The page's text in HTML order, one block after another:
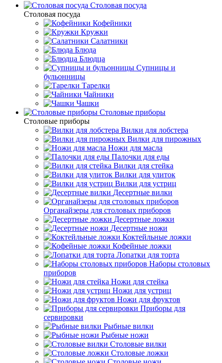
Столовая посуда
Столовая посуда
Кофейники
Кружки
Салатники
Блюда
Блюдца
Супницы и
бульонницы
Тарелки
Чайники
Чашки
Cтоловые приборы
Cтоловые приборы
Вилки для лобстера
Вилки для пирожных
Ножи для масла
Палочки для еды
Вилки для стейка
Вилки для улиток
Вилки для устриц
Десертные вилки
Органайзеры для столовых приборов
Десертные ложки
Десертные ножи
Коктейльные ложки
Кофейные ложки
Лопатки для торта
Наборы столовых
приборов
Ножи для стейка
Ножи для устриц
Ножи для фруктов
Приборы для
сервировки
Рыбные вилки
Рыбные ножи
Столовые вилки
Столовые ложки